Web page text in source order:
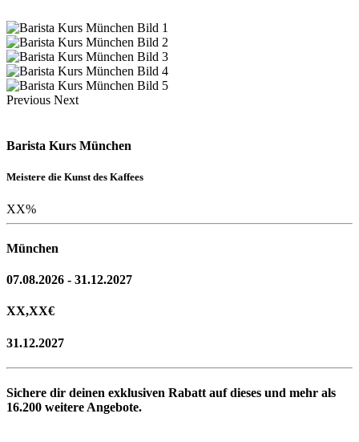
Previous Next
Barista Kurs München
Meistere die Kunst des Kaffees
XX%
München
07.08.2026 - 31.12.2027
XX,XX€
31.12.2027
Sichere dir deinen exklusiven Rabatt auf dieses und mehr als
16.200 weitere Angebote.